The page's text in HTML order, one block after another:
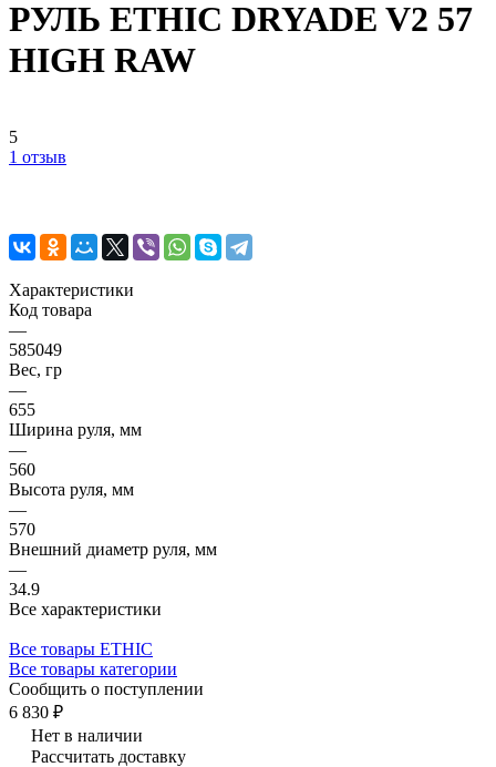
РУЛЬ ETHIC DRYADE V2 57
HIGH RAW
5
1 отзыв
Характеристики
Код товара
—
585049
Вес, гр
—
655
Ширина руля, мм
—
560
Высота руля, мм
—
570
Внешний диаметр руля, мм
—
34.9
Все характеристики
Все товары ETHIC
Все товары категории
Сообщить о поступлении
6 830 ₽
Нет в наличии
Рассчитать доставку